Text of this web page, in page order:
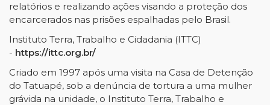
relatórios e realizando ações visando a proteção dos
encarcerados nas prisões espalhadas pelo Brasil.
Instituto Terra, Trabalho e Cidadania (ITTC)
- https://ittc.org.br/
Criado em 1997 após uma visita na Casa de Detenção
do Tatuapé, sob a denúncia de tortura a uma mulher
grávida na unidade, o Instituto Terra, Trabalho e